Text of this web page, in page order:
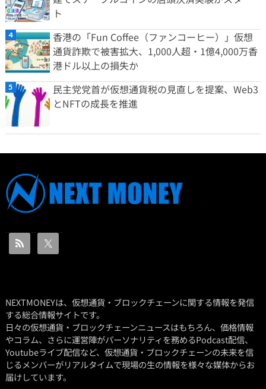
ト
香港の「Fun Coffee（ファンコーヒー）」仮想
通貨詐欺で被害拡大、1,000人超・1億4,000万香
港ドル以上の損失か
民主党党首が仮想通貨税の見直しを提案、Web3
とNFTの成長を推進
NEXTMONEYは、仮想通貨・ブロックチェーンに関する情報を発信
する総合情報サイトです。
日々の仮想通貨・ブロックチェーンニュースはもちろん、価格情報
やコラム、さらに運営陣がパーソナリティを務めるPodcast配信、
Youtubeライブ配信など、仮想通貨・ブロックチェーンの未来を信
じるメンバーがリアルタイムで現場の生の情報を様々な媒体からお
届けしています。